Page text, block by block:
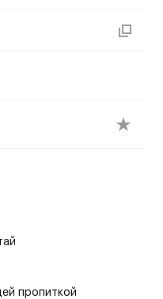
пропиткой